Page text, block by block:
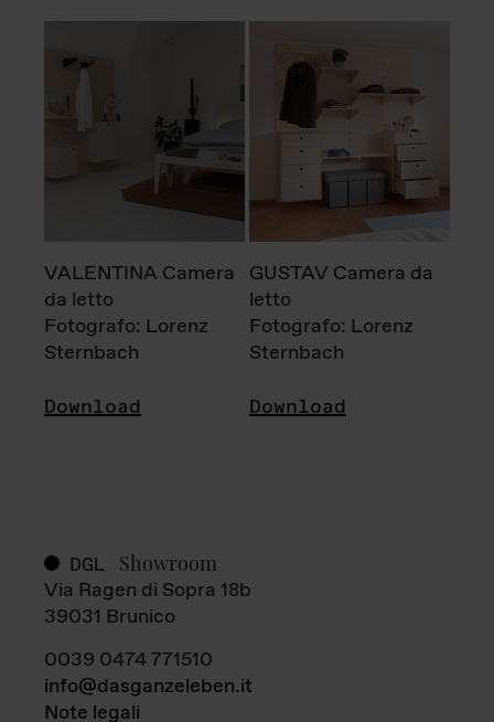
VALENTINA Camera
da letto
Fotografo: Lorenz
Sternbach
Download
GUSTAV Camera da
letto
Fotografo: Lorenz
Sternbach
Download
DGL Showroom
Via Ragen di Sopra 18b
39031 Brunico
0039 0474 771510
info@dasganzeleben.it
Note legali